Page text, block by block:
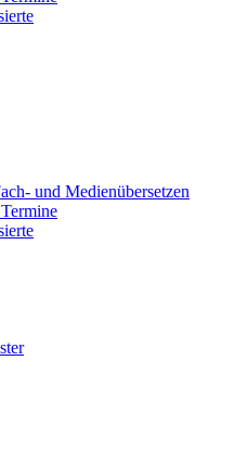
und Medienübersetzen